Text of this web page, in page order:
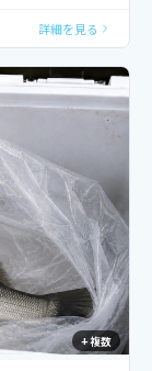
詳細を見る
+ 複数